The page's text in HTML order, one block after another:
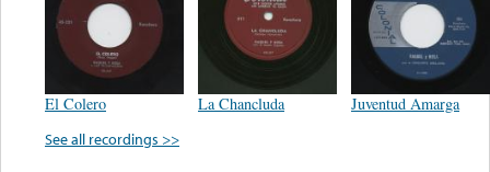
El Colero La Chancluda
Juventud Amarga
See all recordings >>